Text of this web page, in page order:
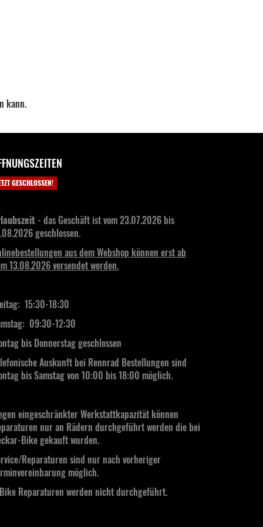
kann.
GESCHLOSSEN!
- das Geschäft ist vom 23.07.2026 bis
geschlossen.
aus dem Webshop können erst ab
13.08.2026 versendet werden.
15:30-18:30
09:30-12:30
bis Donnerstag geschlossen
Auskunft bei Rennrad Bestellungen sind
bis Samstag von 10:00 bis 18:00 möglich.
eingeschränkter Werkstattkapazität können
nur an Rädern durchgeführt werden die bei
Bike gekauft wurden.
Reparaturen sind nur nach vorheriger
möglich.
Reparaturen werden nicht durchgeführt.